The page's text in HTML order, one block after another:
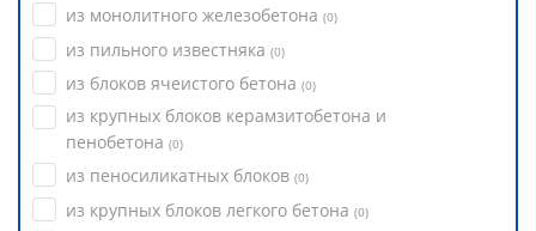
из монолитного железобетона (0)
из пильного известняка (0)
из блоков ячеистого бетона (0)
из крупных блоков керамзитобетона и
пенобетона (0)
из пеносиликатных блоков (0)
из крупных блоков легкого бетона (0)